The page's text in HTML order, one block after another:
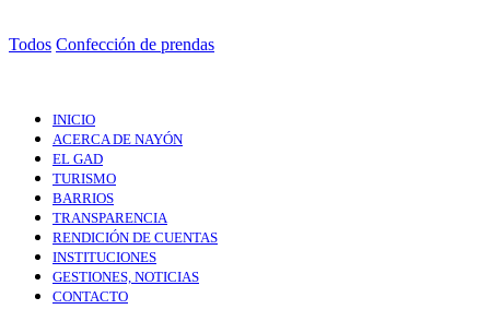
Todos Confección de prendas
INICIO
ACERCA DE NAYÓN
EL GAD
TURISMO
BARRIOS
TRANSPARENCIA
RENDICIÓN DE CUENTAS
INSTITUCIONES
GESTIONES, NOTICIAS
CONTACTO